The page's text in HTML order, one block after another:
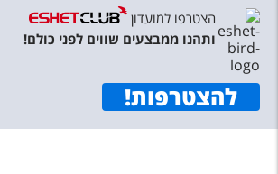
הצטרפו למועדון
ותהנו ממבצעים שווים לפני כולם!
להצטרפות!